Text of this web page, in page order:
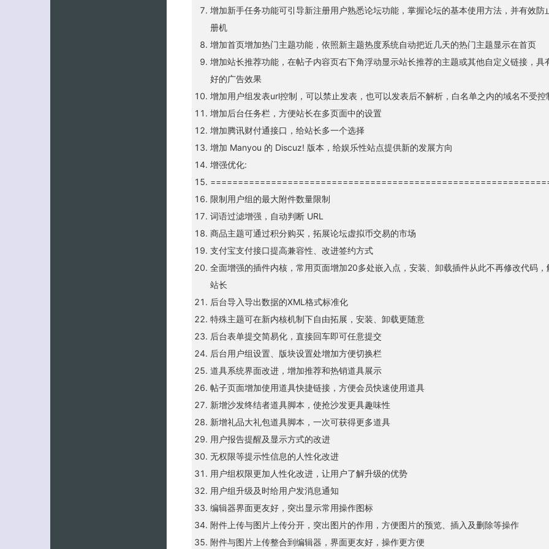
增加新手任务功能可引导新注册用户熟悉论坛功能，掌握论坛的基本使用方法，并有效防
册机
增加首页增加热门主题功能，依照新主题热度系统自动把近几天的热门主题显示在首页
增加站长推荐功能，在帖子内容页右下角浮动显示站长推荐的主题或其他自定义链接，具
好的广告效果
增加用户组发表url控制，可以禁止发表，也可以发表后不解析，白名单之内的域名不受控
增加后台任务栏，方便站长在多页面中的设置
增加腾讯财付通接口，给站长多一个选择
增加 Manyou 的 Discuz! 版本，给娱乐性站点提供新的发展方向
增强优化:
限制用户组的最大附件数量限制
词语过滤增强，自动判断 URL
商品主题可通过积分购买，拓展论坛虚拟币交易的市场
支付宝支付接口提高兼容性、改进签约方式
全面增强的插件内核，常用页面增加20多处嵌入点，安装、卸载插件从此不再修改代码，
站长
后台导入导出数据的XML格式标准化
特殊主题可在新内核机制下自由拓展，安装、卸载更随意
后台表单提交简易化，直接回车即可任意提交
后台用户组设置、版块设置处增加方便切换栏
道具系统界面改进，增加推荐和热销道具展示
帖子页面增加使用道具快捷链接，方便会员快速使用道具
新增沙发终结者道具脚本，使抢沙发更具趣味性
新增礼品大礼包道具脚本，一次可获得更多道具
用户报告提醒及显示方式的改进
无权限等提示性信息的人性化改进
用户组权限更加人性化改进，让用户了解升级的优势
用户组升级及时给用户发消息通知
编辑器界面更友好，突出显示常用操作图标
附件上传与图片上传分开，突出图片的作用，方便图片的预览、插入及删除等操作
附件与图片上传整合到编辑器，界面更友好，操作更方便